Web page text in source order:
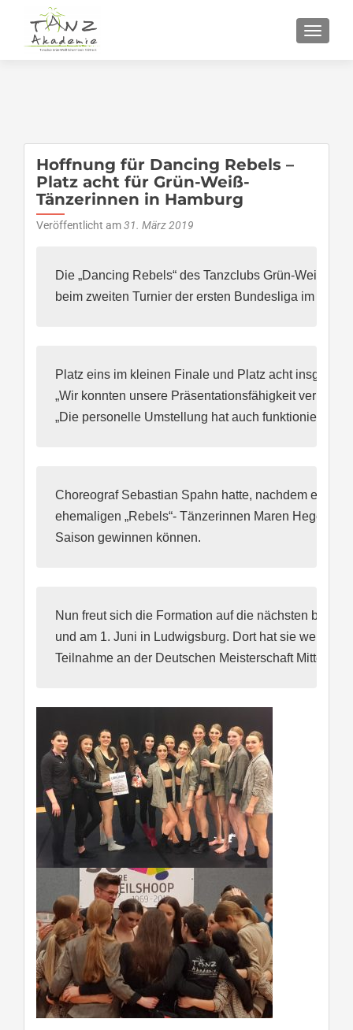
Hoffnung für Dancing Rebels –
Platz acht für Grün-Weiß-
Tänzerinnen in Hamburg
Veröffentlicht am31. März 2019
Die „Dancing Rebels“ des Tanzclubs Grün-Weiß
beim zweiten Turnier der ersten Bundesliga im
Platz eins im kleinen Finale und Platz acht
„Wir konnten unsere Präsentationsfähigkeit
„Die personelle Umstellung hat auch funktioniert.“
Choreograf Sebastian Spahn hatte, nachdem eine
ehemaligen „Rebels“- Tänzerinnen Maren
Saison gewinnen können.
Nun freut sich die Formation auf die nächsten
und am 1. Juni in Ludwigsburg. Dort hat sie weitere
Teilnahme an der Deutschen Meisterschaft Mitte